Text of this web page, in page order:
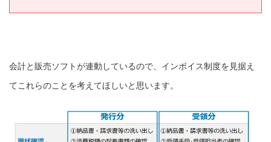
会計と販売ソフトが連動しているので、インボイス制度を見据え
てこれらのことを考えてほしいと思います。